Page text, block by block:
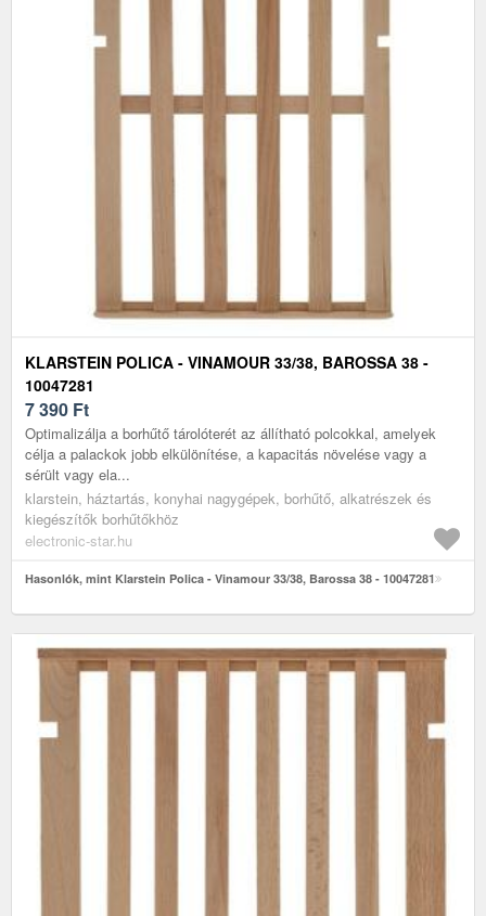
KLARSTEIN POLICA - VINAMOUR 33/38, BAROSSA 38 -
10047281
7 390 Ft
Optimalizálja a borhűtő tárolóterét az állítható polcokkal, amelyek
célja a palackok jobb elkülönítése, a kapacitás növelése vagy a
sérült vagy ela...
klarstein, háztartás, konyhai nagygépek, borhűtő, alkatrészek és
kiegészítők borhűtőkhöz
electronic-star.hu
Hasonlók, mint Klarstein Polica - Vinamour 33/38, Barossa 38 - 10047281